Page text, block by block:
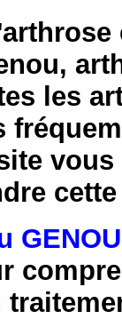
les
GENOU